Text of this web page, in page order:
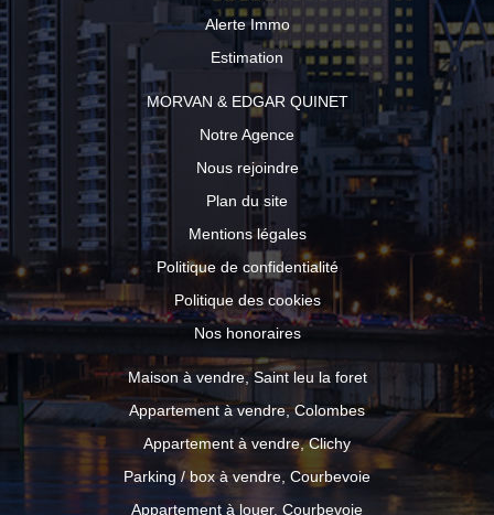
Alerte Immo
Estimation
MORVAN & EDGAR QUINET
Notre Agence
Nous rejoindre
Plan du site
Mentions légales
Politique de confidentialité
Politique des cookies
Nos honoraires
Maison à vendre, Saint leu la foret
Appartement à vendre, Colombes
Appartement à vendre, Clichy
Parking / box à vendre, Courbevoie
Appartement à louer, Courbevoie